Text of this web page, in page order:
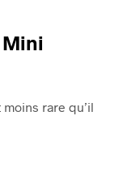
Mini
rare qu’il